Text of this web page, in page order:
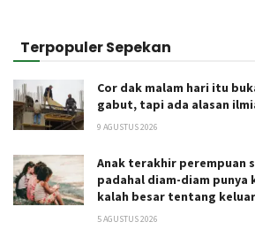
Terpopuler Sepekan
Cor dak malam hari itu
gabut, tapi ada alasan
9 AGUSTUS 2026
Anak terakhir perempuan
padahal diam-diam punya
kalah besar tentang
5 AGUSTUS 2026